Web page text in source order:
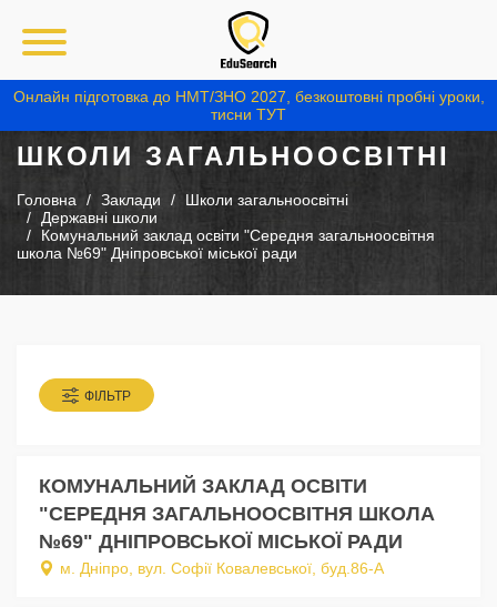
Онлайн підготовка до НМТ/ЗНО 2027, безкоштовні пробні уроки,
тисни ТУТ
ШКОЛИ ЗАГАЛЬНООСВІТНІ
Головна Заклади
Школи загальноосвітні
Державні школи
Комунальний заклад освіти "Середня загальноосвітня
школа №69" Дніпровської міської ради
ФІЛЬТР
КОМУНАЛЬНИЙ ЗАКЛАД ОСВІТИ
"СЕРЕДНЯ ЗАГАЛЬНООСВІТНЯ ШКОЛА
№69" ДНІПРОВСЬКОЇ МІСЬКОЇ РАДИ
м. Дніпро, вул. Софії Ковалевської, буд.86-А